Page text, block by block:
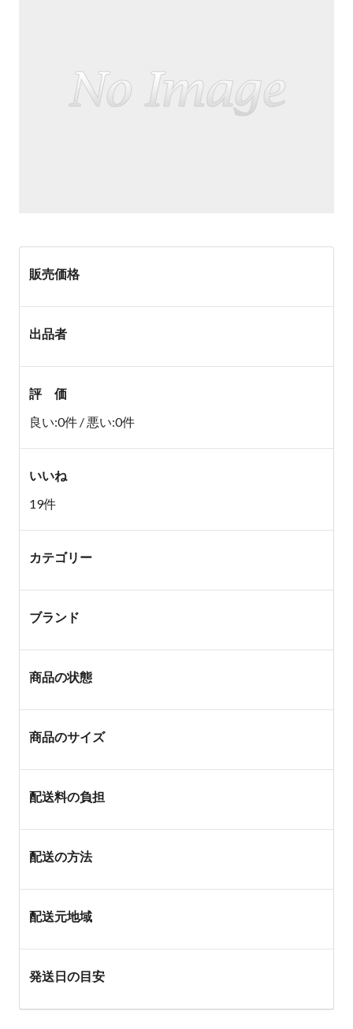
販売価格
出品者
評 価
良い:0件 / 悪い:0件
いいね
19件
カテゴリー
ブランド
商品の状態
商品のサイズ
配送料の負担
配送の方法
配送元地域
発送日の目安